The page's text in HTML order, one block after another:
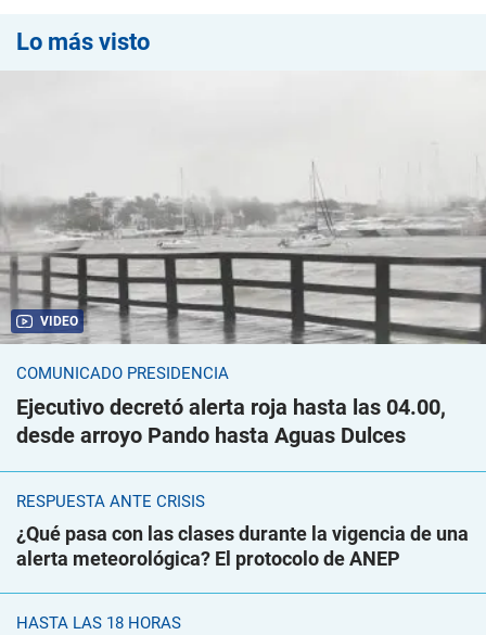
Lo más visto
VIDEO
COMUNICADO PRESIDENCIA
Ejecutivo decretó alerta roja hasta las 04.00,
desde arroyo Pando hasta Aguas Dulces
RESPUESTA ANTE CRISIS
¿Qué pasa con las clases durante la vigencia de una
alerta meteorológica? El protocolo de ANEP
HASTA LAS 18 HORAS